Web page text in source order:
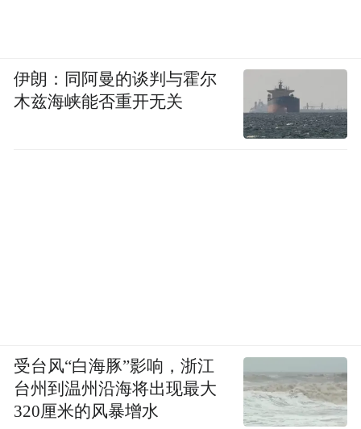
伊朗：同阿曼的谈判与霍尔
木兹海峡能否重开无关
受台风“白海豚”影响，浙江
台州到温州沿海将出现最大
320厘米的风暴增水